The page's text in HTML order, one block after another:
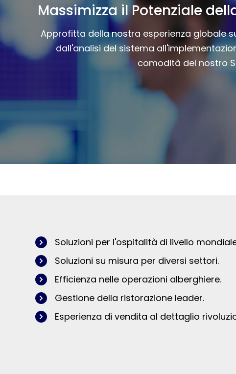
Massimizza il Potenziale
Approfitta della nostra esperienza globale
dall'analisi del sistema
comodità del nostro
Soluzioni per l'ospitalità di livello
Soluzioni su misura per diversi settori.
Efficienza nelle operazioni alberghiere.
Gestione della ristorazione leader.
Esperienza di vendita al dettaglio